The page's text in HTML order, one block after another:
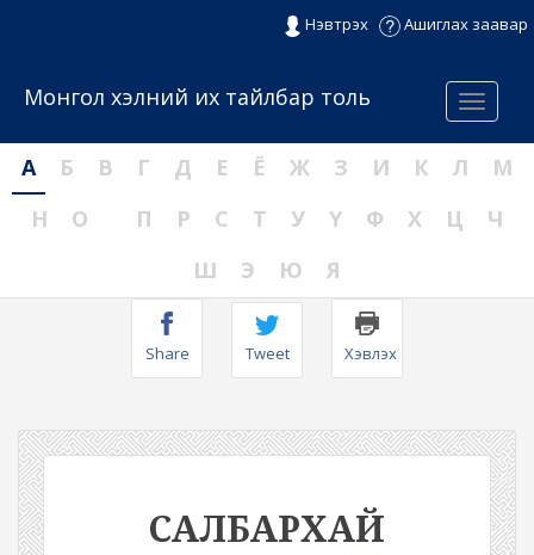
Нэвтрэх Ашиглах заавар
Menu
Монгол хэлний их тайлбар толь
А Б В Г Д Е Ё Ж З И К Л
М
Н
О П Р С Т У Ү Ф Х Ц
Ч
Ш
Э Ю Я
Share Tweet Хэвлэх
САЛБАРХАЙ